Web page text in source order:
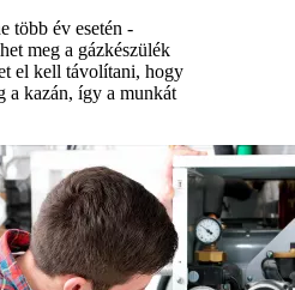
több év esetén -
meg a gázkészülék
el kell távolítani, hogy
a kazán, így a munkát